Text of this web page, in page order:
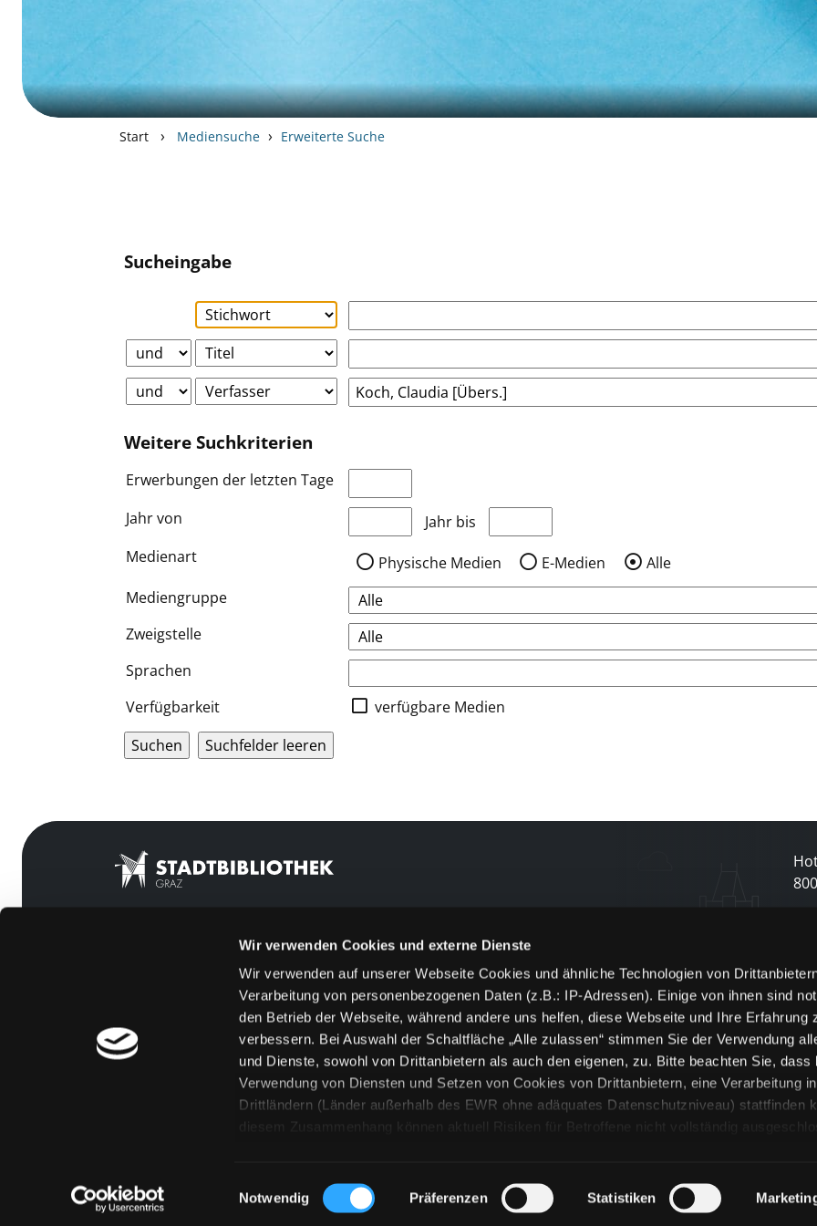
Wir verwenden Cookies und externe Dienste
Wir verwenden auf unserer Webseite Cookies und ähnliche Technologien von
Verarbeitung von personenbezogenen Daten (z.B.: IP-Adressen). Einige von ihnen sind
den Betrieb der Webseite, während andere uns helfen, diese Webseite und Ihre Erfahrung
verbessern. Bei Auswahl der Schaltfläche „Alle zulassen“ stimmen Sie der Verwendung
und Dienste, sowohl von Drittanbietern als auch den eigenen, zu. Bitte beachten Sie, dass
Verwendung von Diensten und Setzen von Cookies von Drittanbietern, eine Verarbeitung
Drittländern (Länder außerhalb des EWR ohne adäquates Datenschutzniveau) stattfinden
diesem Zusammenhang können aktuell Risiken für Betroffene nicht vollständig
„Details zeigen“ finden Sie Erklärungen zu den verschiedenen Kategorien von Cookies und
Technologien. Selbstverständlich können Sie über unsere „Cookie-Einstellungen“ unter
Einwilligungsauswahl
Notwendig Präferenzen Statistiken
Start › Mediensuche › Erweiterte Suche
Sucheingabe
Weitere Suchkriterien
Erwerbungen der letzten Tage
Jahr von
Medien anzeigen, die nach dem Jahr veröffentlicht wurden
Jahr bis
Medienart
Physische Medien E-Medien
Alle
Mediengruppe
Zweigstelle
Sprachen
Verfügbarkeit
verfügbare Medien
800
[kju:b]
Feedback
Kontakt
Über uns
Jobs
Medienwunsch
FAQs